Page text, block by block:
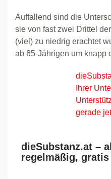
Auffallend sind die
sie von fast zwei Drittel
(viel) zu niedrig erachtet
ab 65-Jährigen um knapp
Ihrer
gerade
dieSubstanz.at –
regelmäßig, gratis